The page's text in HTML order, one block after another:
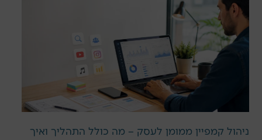
ניהול קמפיין ממומן לעסק – מה כולל התהליך ואיך